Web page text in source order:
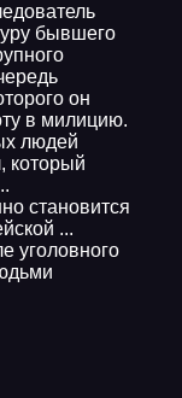
бывшего
он
в милицию.
людей
который
становится
...
уголовного